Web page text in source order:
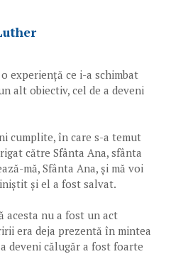
experiență ce i-a schimbat
alt obiectiv, cel de a deveni
cumplite, în care s-a temut
către Sfânta Ana, sfânta
mă, Sfânta Ana, și mă voi
și el a fost salvat.
acesta nu a fost un act
era deja prezentă în mintea
deveni călugăr a fost foarte